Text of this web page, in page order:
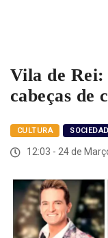
Vila de
cabeças de
CULTURA
12:03 - 24 de